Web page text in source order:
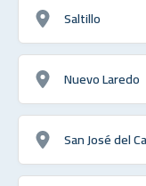
Saltillo
Nuevo Laredo
San José del